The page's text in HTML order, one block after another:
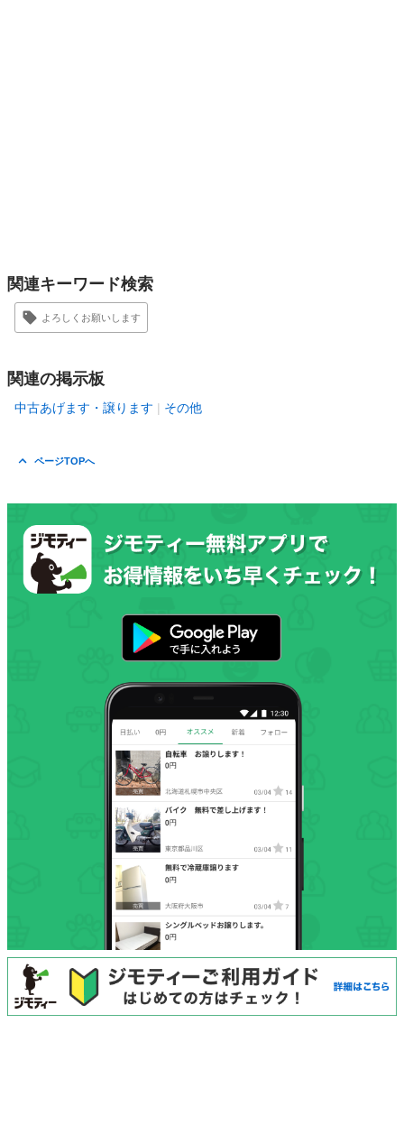
関連キーワード検索
よろしくお願いします
関連の掲示板
中古あげます・譲ります その他
ページTOPへ